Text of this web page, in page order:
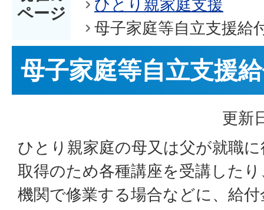
ページ
ひとり親家庭支援
母子家庭等自立支援給
母子家庭等自立支援
更新
ひとり親家庭の母又は父が就職
取得のため各種講座を受講した
機関で修業する場合などに、給